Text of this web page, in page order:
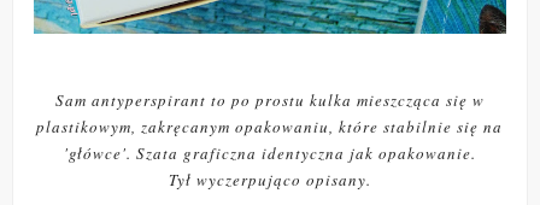
Sam antyperspirant to po prostu kulka mieszcząca się w
plastikowym, zakręcanym opakowaniu, które stabilnie się na
'główce'. Szata graficzna identyczna jak opakowanie.
Tył wyczerpująco opisany.